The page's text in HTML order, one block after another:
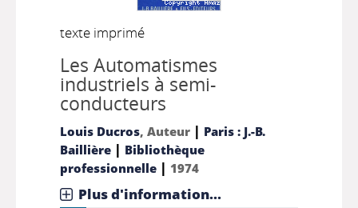
texte imprimé
Les Automatismes
industriels à semi-
conducteurs
Louis Ducros, Auteur | Paris : J.-B.
Baillière| Bibliothèque
professionnelle| 1974
Plus d'information...